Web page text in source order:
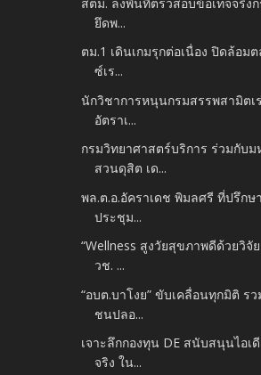
ยึดพ...
ตม.1 เดินเกมรุกต่อเนื่อง ปิดล้อม
ซ์เร...
นักวิชาการหนุนกรมสรรพสามิตเ
อัตราเ...
กรมวิทยาศาสตร์บริการ ร่วมกับม
สวนดุสิต เด...
พล.ต.อ.อัคราเดช พิมลศรี ที่ปรึกษ
ประชุม...
“Wellness สูงวัยสุขภาพดีด้วยวิจั
วช. ...
“อบต.บาโงย” ขับเคลื่อนทุกมิติ ร
ชนปลอ...
เจาะลึกกองทุน DE สนับสนุนไอเ
จริง ใน...